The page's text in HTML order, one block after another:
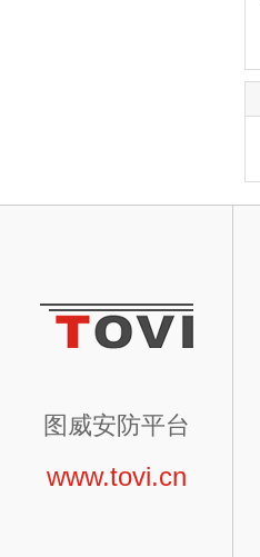
图威安防平台
www.tovi.cn